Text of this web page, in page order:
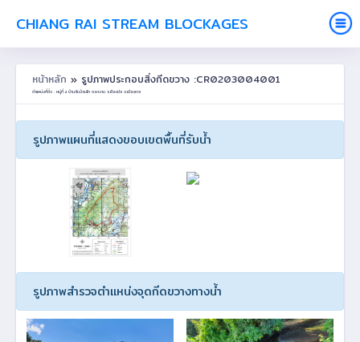
CHIANG RAI STREAM BLOCKAGES
หน้าหลัก » รูปภาพประกอบสิ่งกีดขวาง :CR0203004001
ตำแหน่งที่ตั้ง : หมู่ที่ 4 บ้านสันง้อนไถ ต.ผางาม อ.เวียงชัย จ.เชียงราย
รูปภาพแผนที่แสดงขอบเขตพื้นที่รับน้ำ
รูปภาพสำรวจตำแหน่งจุดกีดขวางทางน้ำ